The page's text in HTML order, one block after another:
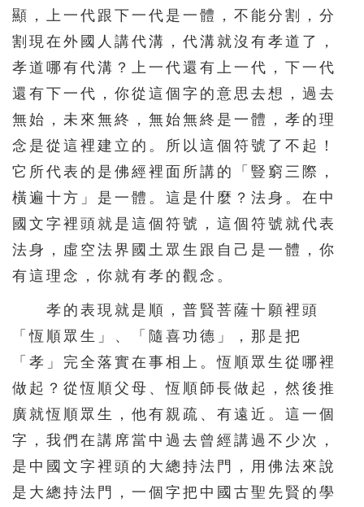
顯，上一代跟下一代是一體，不能分割，分
割現在外國人講代溝，代溝就沒有孝道了，
孝道哪有代溝？上一代還有上一代，下一代
還有下一代，你從這個字的意思去想，過去
無始，未來無終，無始無終是一體，孝的理
念是從這裡建立的。所以這個符號了不起！
它所代表的是佛經裡面所講的「豎窮三際，
橫遍十方」是一體。這是什麼？法身。在中
國文字裡頭就是這個符號，這個符號就代表
法身，虛空法界國土眾生跟自己是一體，你
有這理念，你就有孝的觀念。
孝的表現就是順，普賢菩薩十願裡頭
「恆順眾生」、「隨喜功德」，那是把
「孝」完全落實在事相上。恆順眾生從哪裡
做起？從恆順父母、恆順師長做起，然後推
廣就恆順眾生，他有親疏、有遠近。這一個
字，我們在講席當中過去曾經講過不少次，
是中國文字裡頭的大總持法門，用佛法來說
是大總持法門，一個字把中國古聖先賢的學